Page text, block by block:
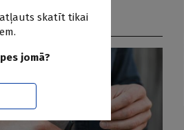
skatīt tikai
jomā?